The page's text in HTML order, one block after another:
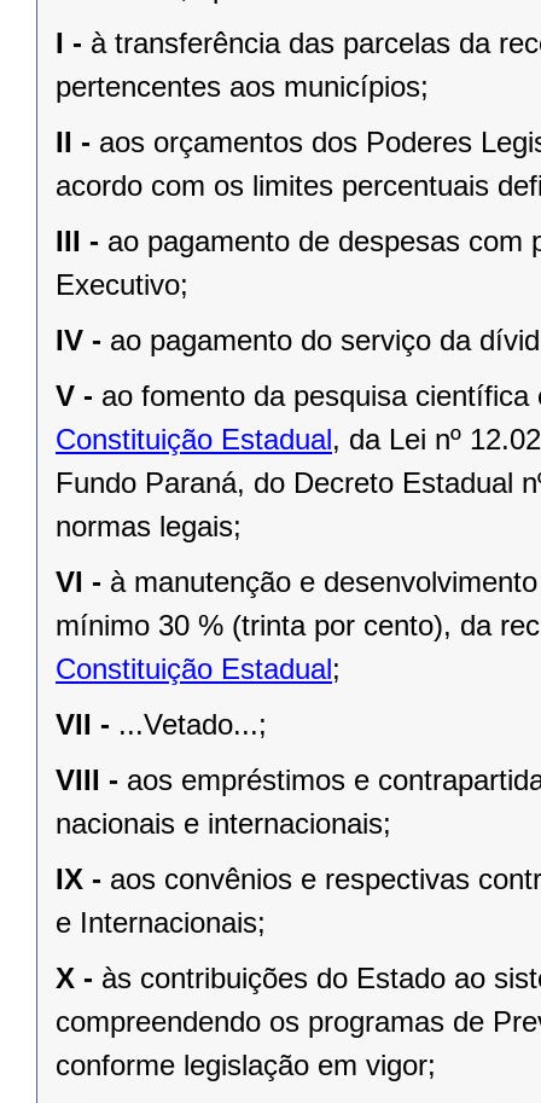
I - à transferência das parcelas da
pertencentes aos municípios;
II - aos orçamentos dos Poderes
acordo com os limites percentuais
III - ao pagamento de despesas com
Executivo;
IV - ao pagamento do serviço da
V - ao fomento da pesquisa
Constituição Estadual, da Lei nº
Fundo Paraná, do Decreto Estadual
normas legais;
VI - à manutenção e
mínimo 30 % (trinta por cento), da
Constituição Estadual;
VII - ...Vetado...;
VIII - aos empréstimos e
nacionais e internacionais;
IX - aos convênios e respectivas
e Internacionais;
X - às contribuições do Estado ao
compreendendo os programas de
conforme legislação em vigor;